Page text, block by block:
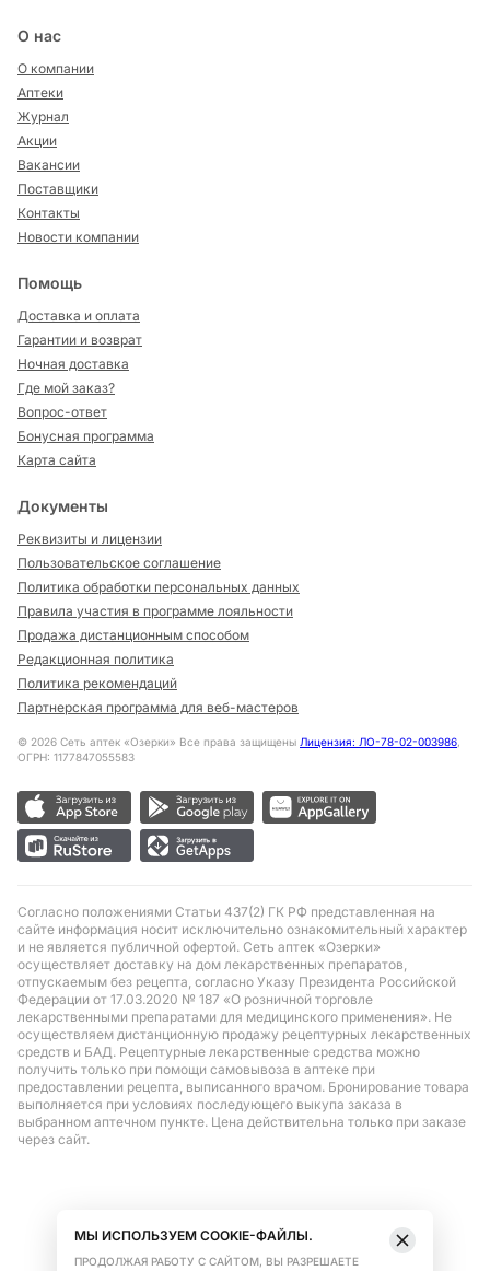
О нас
О компании
Аптеки
Журнал
Акции
Вакансии
Поставщики
Контакты
Новости компании
Помощь
Доставка и оплата
Гарантии и возврат
Ночная доставка
Где мой заказ?
Вопрос-ответ
Бонусная программа
Карта сайта
Документы
Реквизиты и лицензии
Пользовательское соглашение
Политика обработки персональных данных
Правила участия в программе лояльности
Продажа дистанционным способом
Редакционная политика
Политика рекомендаций
Партнерская программа для веб-мастеров
© 2026 Сеть аптек «Озерки» Все права защищены Лицензия: ЛО-78-02-003986,
ОГРН: 1177847055583
Согласно положениями Статьи 437(2) ГК РФ представленная на
сайте информация носит исключительно ознакомительный характер
и не является публичной офертой. Сеть аптек «Озерки»
осуществляет доставку на дом лекарственных препаратов,
отпускаемым без рецепта, согласно Указу Президента Российской
Федерации от 17.03.2020 № 187 «О розничной торговле
лекарственными препаратами для медицинского применения». Не
осуществляем дистанционную продажу рецептурных лекарственных
средств и БАД. Рецептурные лекарственные средства можно
получить только при помощи самовывоза в аптеке при
предоставлении рецепта, выписанного врачом. Бронирование товара
выполняется при условиях последующего выкупа заказа в
выбранном аптечном пункте. Цена действительна только при заказе
через сайт.
МЫ ИСПОЛЬЗУЕМ COOKIE-ФАЙЛЫ.
ПРОДОЛЖАЯ РАБОТУ С САЙТОМ, ВЫ РАЗРЕШАЕТЕ